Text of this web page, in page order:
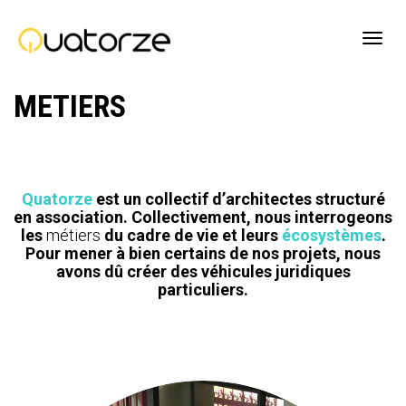
METIERS
Quatorze est un collectif d’architectes structuré
en association. Collectivement, nous interrogeons
lesmétiers du cadre de vie et leurs écosystèmes.
Pour mener à bien certains de nos projets, nous
avons dû créer des véhicules juridiques
particuliers.